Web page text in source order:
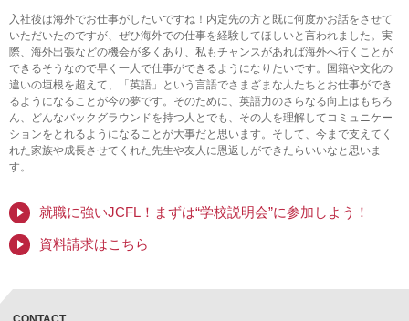
入社後は海外でお仕事がしたいですね！内定先の方と既に何度かお話をさせて
いただいたのですが、ぜひ海外での仕事を経験してほしいと言われました。実
際、海外出張などの機会が多くあり、私もチャンスがあれば海外へ行くことが
できるそうなので早く一人で仕事ができるようになりたいです。国籍や文化の
違いの垣根を超えて、「英語」という言語でさまざまな人たちとお仕事ができ
るようになることが今の夢です。そのために、英語力のさらなる向上はもちろ
ん、どんなバックグラウンドを持つ人とでも、その人を理解してコミュニケー
ションをとれるようになることが大事だと思います。そして、今まで支えてく
れた家族や成長させてくれた先生や友人に恩返しができたらいいなと思いま
す。
就職に強いJCFL！まずは“学校説明会”に参加しよう！
資料請求はこちら